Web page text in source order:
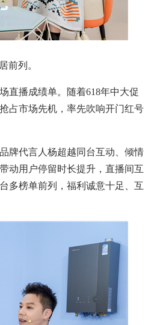
前列。
播成绩单。随着618年中大促
占市场先机，率先吹响开门红号
代言人杨超越同台互动、倾情
动用户停留时长提升，直播间互
多榜单前列，福利诚意十足、互